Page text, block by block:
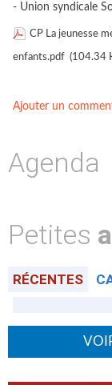
- Union syndicale
CP La jeunesse
enfants.pdf (104.34
Ajouter un
Agenda
Petites
RÉCENTES